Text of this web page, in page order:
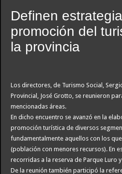
Definen
promoción del
la provincia
Los directores, de Turismo Social,
Provincial, José Grotto, se reunieron
mencionadas áreas.
En dicho encuentro se avanzó en la
promoción turística de diversos
fundamentalmente aquellos con los
(población con menores recursos). En
recorridas a la reserva de Parque Luro
De la reunión también participó la